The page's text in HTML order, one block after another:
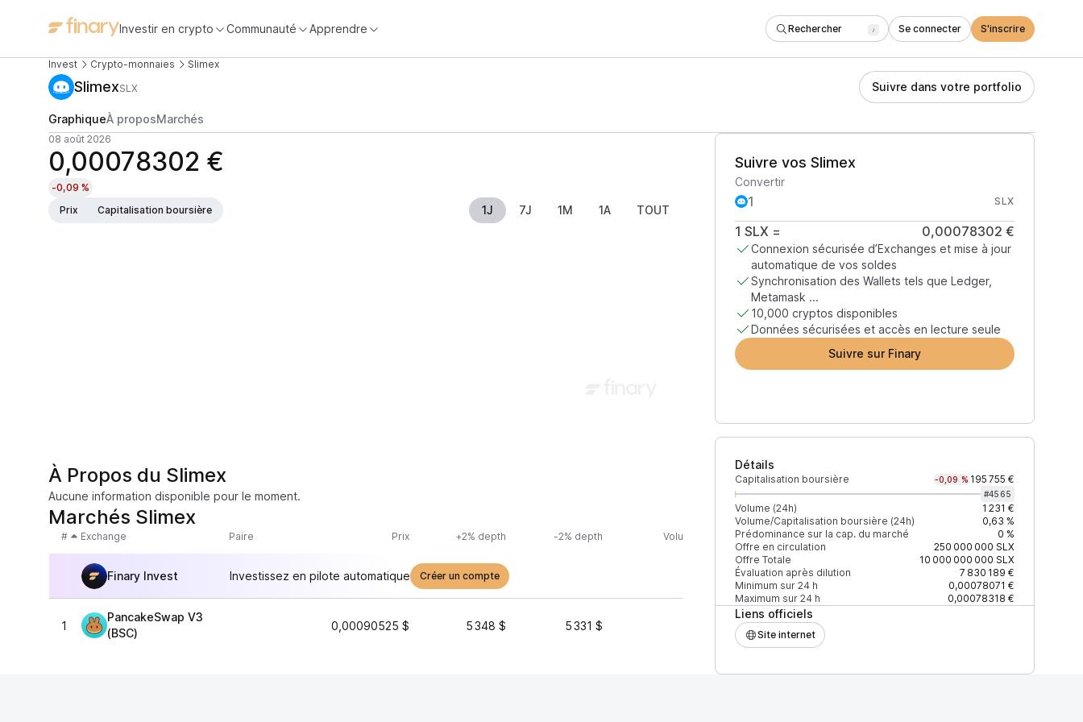
Investir en crypto Communauté Apprendre Rechercher / Se connecter S'inscrire
Invest Crypto-monnaies Slimex
SlimexSLX Suivre dans votre portfolio
GraphiqueÀ proposMarchés
08 août 2026
0,00078302 €
-0,09 %
Prix
Capitalisation boursière 1J 7J 1M 1A TOUT
Suivre vos Slimex
Convertir
SLX
1 SLX = 0,00078302 €
Connexion sécurisée d’Exchanges et mise à jour
automatique de vos soldes
Synchronisation des Wallets tels que Ledger,
Metamask ...
10,000 cryptos disponibles
Données sécurisées et accès en lecture seule
Suivre sur Finary
Détails
Capitalisation boursière -0,09 % 195 755 €
#4565
Volume (24h)
1 231 €
Volume/Capitalisation boursière (24h)
0,63 %
Prédominance sur la cap. du marché
0 %
Offre en circulation
250 000 000 SLX
Offre Totale
10 000 000 000 SLX
Évaluation après dilution
7 830 189 €
Minimum sur 24 h
0,00078071 €
Maximum sur 24 h
0,00078318 €
Liens officiels
Site internet
À Propos du Slimex
Aucune information disponible pour le moment.
Marchés Slimex
# Exchange Paire Prix +2% depth -2% depth Volume (24h) % du volume Confiance Mis à jour
Finary Invest Investissez en pilote automatique Créer un compte
1
PancakeSwap V3
(BSC)
0,00090525 $ 5 348 $ 5 331 $ 100 %